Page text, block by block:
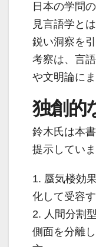
日本の学問
見言語学と
鋭い洞察を
考察は、言
や文明論に
独創的
鈴木氏は本
提示してい
1. 蜃気楼効
化して受容
2. 人間分割
側面を分離